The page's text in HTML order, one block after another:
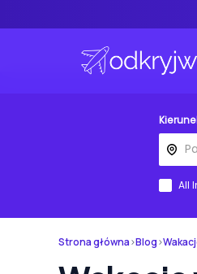
All
Strona główna›Blog›